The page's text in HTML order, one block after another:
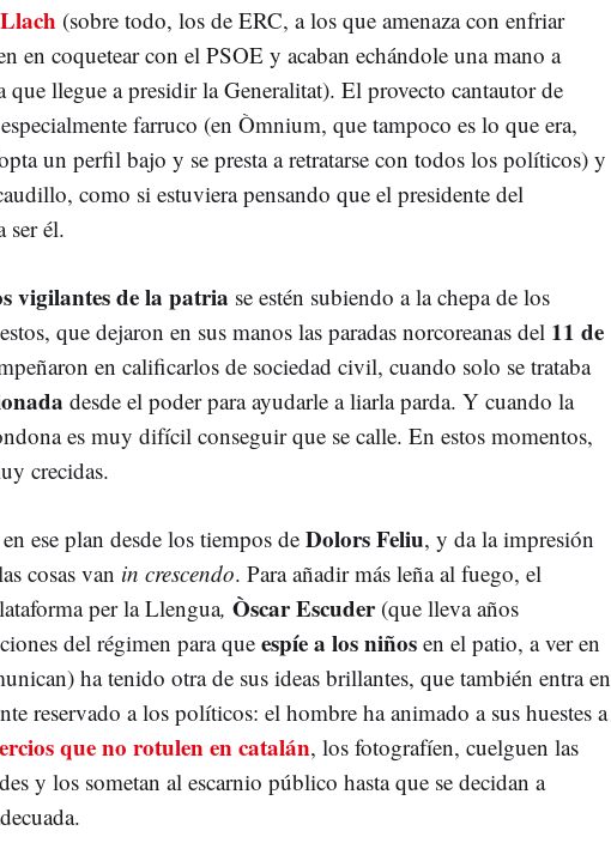
(sobre todo, los de ERC, a los que amenaza con enfriar
en coquetear con el PSOE y acaban echándole una mano a
que llegue a presidir la Generalitat). El provecto cantautor de
farruco (en Òmnium, que tampoco es lo que era,
un perfil bajo y se presta a retratarse con todos los políticos) y
como si estuviera pensando que el presidente del
ser él.
vigilantes de la patria se estén subiendo a la chepa de los
que dejaron en sus manos las paradas norcoreanas del 11 de
en calificarlos de sociedad civil, cuando solo se trataba
desde el poder para ayudarle a liarla parda. Y cuando la
es muy difícil conseguir que se calle. En estos momentos,
crecidas.
ese plan desde los tiempos de Dolors Feliu, y da la impresión
cosas van in crescendo. Para añadir más leña al fuego, el
per la Llengua, Òscar Escuder(que lleva años
del régimen para queespíe a los niños en el patio, a ver en
ha tenido otra de sus ideas brillantes, que también entra en
reservado a los políticos: el hombre ha animado a sus huestes a
que no rotulen en catalán, los fotografíen, cuelguen las
y los sometan al escarnio público hasta que se decidan a